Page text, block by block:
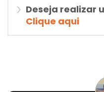
Deseja realizar
Clique aqui